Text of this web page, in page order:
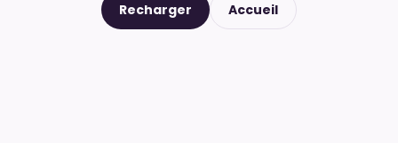
Recharger Accueil